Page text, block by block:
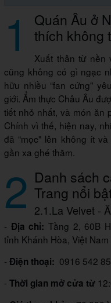
1 Quán Âu ở
thích không
Xuất thân từ nền
cũng không có gì ngạc
hữu nhiều “fan cứng"
giới. Ẩm thực Châu Âu
tiết nhỏ nhất, và món ăn
Chính vì thế, hiện nay,
đã “mọc" lên không ít
gần xa ghé thăm.
2 Danh sách
Trang nổi
2.1.La Velvet -
- Địa chỉ: Tầng 2, 60B
tỉnh Khánh Hòa, Việt Nam
- Điện thoại: 0916 542
- Thời gian mở cửa từ